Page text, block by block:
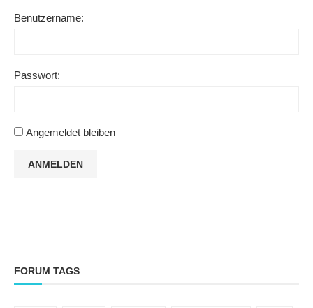
Benutzername:
Passwort:
Angemeldet bleiben
ANMELDEN
FORUM TAGS